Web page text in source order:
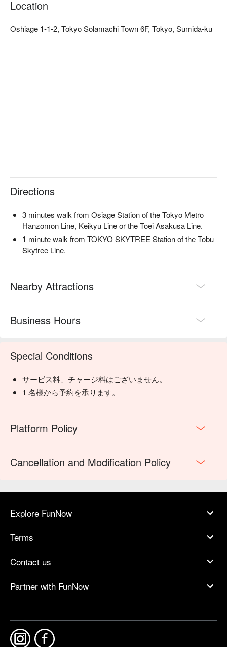
青ねぎ、海苔を加えます
味わいはより繊細で少し辛さもあり、ご飯が進みます🤤
３通りの異なった食べ方でお楽しみできます。
ださい。
Location
Oshiage 1-1-2, Tokyo Solamachi Town 6F, Tokyo, Sumida-ku
Directions
3 minutes walk from Osiage Station of the Tokyo Metro
Hanzomon Line, Keikyu Line or the Toei Asakusa Line.
1 minute walk from TOKYO SKYTREE Station of the Tobu
Skytree Line.
Nearby Attractions
Business Hours
Special Conditions
サービス料、チャージ料はございません。
1 名様から予約を承ります。
Platform Policy
Cancellation and Modification Policy
Explore FunNow
Terms
Contact us
Partner with FunNow